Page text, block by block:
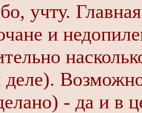
учту.
и
деле).
- да и в